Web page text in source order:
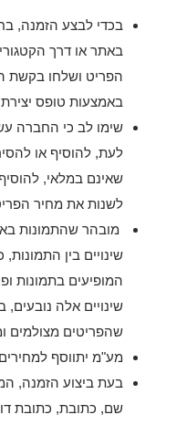
בכדי לבצע הזמנה,
באתר או דרך
הפריט ושלחו בקשת
באמצעות טופס
שימו לב כי החברה
לעת, להוסיף או
שאינם במלאי, להוסיף
לשנות את מחיר
מובהר שהתמונות
שינויים בין
המופיעים בתמונות
שינויים אלה נובעים,
שהפריטים מצולמים
מע"מ יתווסף
בעת ביצוע הזמנה,
שם, כתובת, כתובת